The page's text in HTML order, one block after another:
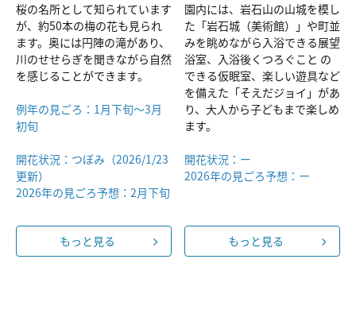
桜の名所として知られています
が、約50本の梅の花も見られ
ます。奥には円陣の滝があり、
川のせせらぎを聞きながら⾃然
を感じることができます。
例年の見ごろ：1月下旬～3月
初旬
開花状況：つぼみ（2026/1/23
更新）
2026年の見ごろ予想：2月下旬
もっと見る
園内には、岩石山の山城を模し
た「岩石城（美術館）」や町並
みを眺めながら入浴できる展望
浴室、入浴後くつろぐこと の
できる仮眠室、楽しい遊具など
を備えた「そえだジョイ」があ
り、大人から子どもまで楽しめ
ます。
開花状況：ー
2026年の見ごろ予想：ー
もっと見る